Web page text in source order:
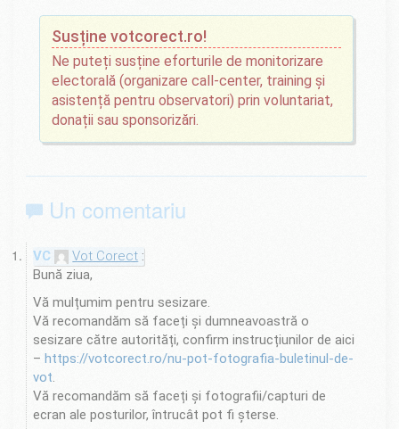
Susține votcorect.ro!
Ne puteți susține eforturile de monitorizare
electorală (organizare call-center, training și
asistență pentru observatori) prin voluntariat,
donații sau sponsorizări.
Un comentariu
Vot Corect
Bună ziua,
Vă mulțumim pentru sesizare.
Vă recomandăm să faceți și dumneavoastră o
sesizare către autorități, confirm instrucțiunilor de aici
–https://votcorect.ro/nu-pot-fotografia-buletinul-de-
vot
Vă recomandăm să faceți și fotografii/capturi de
ecran ale posturilor, întrucât pot fi șterse.